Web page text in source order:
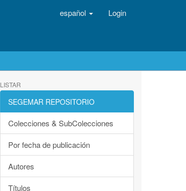
español Login
LISTAR
SEGEMAR REPOSITORIO
Colecciones & SubColecciones
Por fecha de publicación
Autores
Títulos